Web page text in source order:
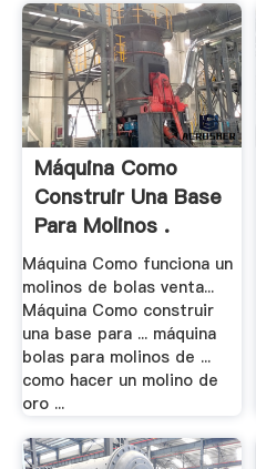
Máquina Como
Construir Una Base
Para Molinos .
Máquina Como funciona un
molinos de bolas venta...
Máquina Como construir
una base para ... máquina
bolas para molinos de ...
como hacer un molino de
oro ...